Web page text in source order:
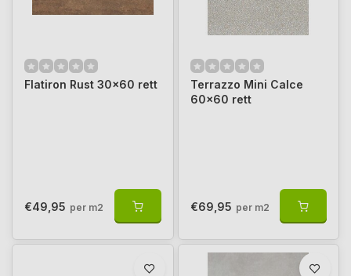
Flatiron Rust 30x60 rett
€49,95 per m2
Terrazzo Mini Calce
60x60 rett
€69,95 per m2